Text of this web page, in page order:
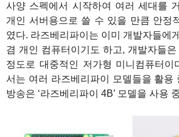
사양 스펙에서 시작하여 여러 세대를
개인 서버용으로 쓸 수 있을 만큼 안정
였다. 라즈베리파이는 이미 개발자들에
겸 개인 컴퓨터이기도 하고, 개발자들
정도로 대중적인 저가형 미니컴퓨터이
서는 여러 라즈베리파이 모델들을 활용
방송은 ‘라즈베리파이 4B’ 모델을 사용